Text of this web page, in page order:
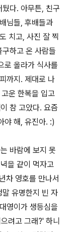
다. 아무튼, 친구
님들, 후배들과
치고, 사진 잘 찍
하고 온 사람들
로 올라가 식사를
까지. 제대로 나
운 한복을 입고
참 고았다. 요즘
야 해, 유진아. :)
바람에 보지 못
을 같이 먹자고
차 영호를 만나서
유명한지 빈 자
영이가 생등심을
려고 그래?' 하니